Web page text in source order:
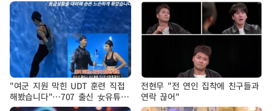
"여군 지원 막힌 UDT 훈련 직접
해봤습니다"…707 출신 女유튜버
'완벽 소화'
전현무 "전 연인 집착에 친구들과
연락 끊어"